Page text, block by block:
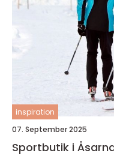
inspiration
07. September 2025
Sportbutik i